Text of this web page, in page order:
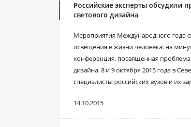
Российские эксперты обсудили
светового дизайна
Мероприятия Международного года
освещения в жизни человека: на
конференция, посвященная
дизайна. 8 и 9 октября 2015 года в
специалисты российских вузов и их
14.10.2015